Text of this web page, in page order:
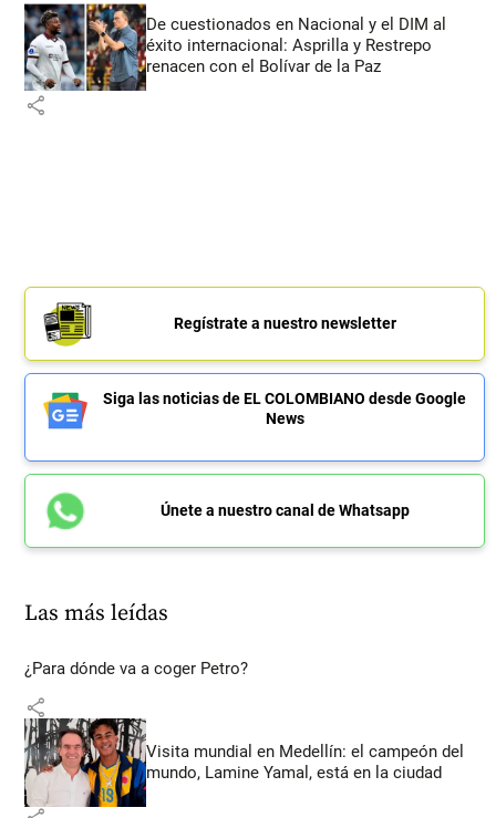
De cuestionados en Nacional y el DIM al
éxito internacional: Asprilla y Restrepo
renacen con el Bolívar de la Paz
share
Regístrate a nuestro newsletter
Siga las noticias de EL COLOMBIANO desde Google
News
Únete a nuestro canal de Whatsapp
Las más leídas
¿Para dónde va a coger Petro?
share
Visita mundial en Medellín: el campeón del
mundo, Lamine Yamal, está en la ciudad